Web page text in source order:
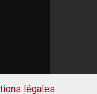
légales